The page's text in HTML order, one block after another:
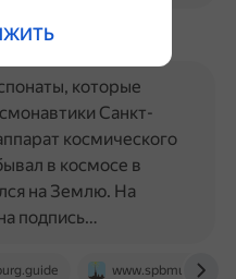
неточности
www.spbmuseum.ru
которые
Санкт-
космического
в космосе в
на Землю. На
подпись…